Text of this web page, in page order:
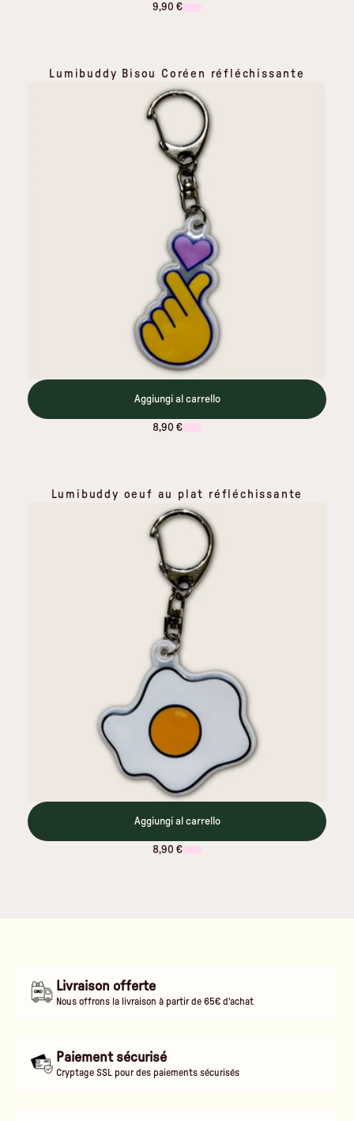
9,90 €
Lumibuddy Bisou Coréen réfléchissante
Aggiungi al carrello
8,90 €
Lumibuddy oeuf au plat réfléchissante
Aggiungi al carrello
8,90 €
Livraison offerte
Nous offrons la livraison à partir de 65€ d'achat
Paiement sécurisé
Cryptage SSL pour des paiements sécurisés